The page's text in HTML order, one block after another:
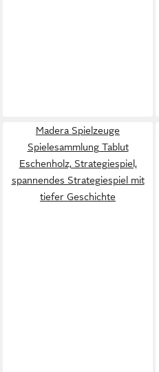
Madera Spielzeuge
Spielesammlung Tablut
Eschenholz, Strategiespiel,
spannendes Strategiespiel mit
tiefer Geschichte